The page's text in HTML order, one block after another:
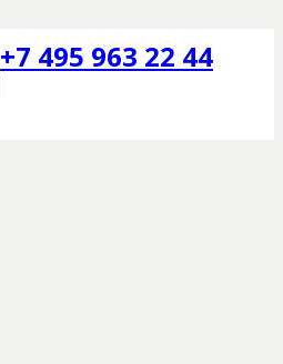
+7 495 963 22 44